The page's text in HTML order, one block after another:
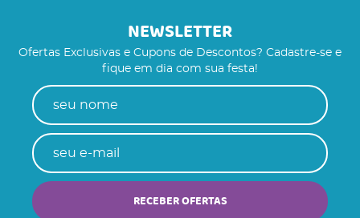
NEWSLETTER
Ofertas Exclusivas e Cupons de Descontos? Cadastre-se e
fique em dia com sua festa!
RECEBER OFERTAS